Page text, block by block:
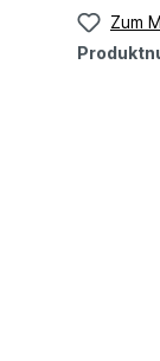
Zum